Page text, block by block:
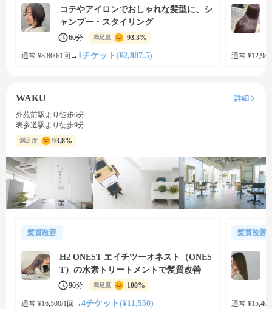
コテやアイロンでおしゃれな髪型に、シ
ャンプー・スタイリング
60分 満足度 93.3%
通常 ¥8,800/1回 → 1チケット(¥2,887.5) 通常
WAKU
詳細
外苑前駅より徒歩6分
表参道駅より徒歩9分
満足度 93.8%
髪質改善
H2 ONEST エイチツーオネスト（ONES
T）の水素トリートメントで髪質改善
90分 満足度 100%
通常 ¥16,500/1回 →4チケット(¥11,550)
髪質改善
通常